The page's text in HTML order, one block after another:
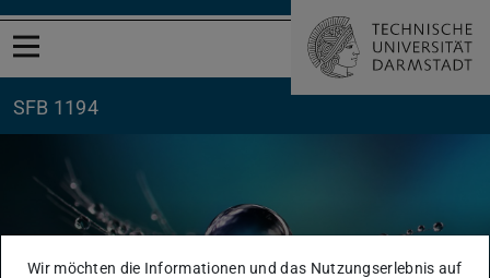
Menü öffnen
SFB 1194
Wir möchten die Informationen und das Nutzungserlebnis auf